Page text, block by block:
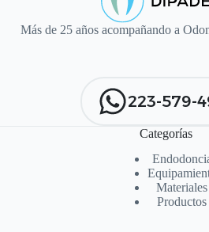
Más de 25 años acompañando a
223-579-
Categorías
Materiales
Productos